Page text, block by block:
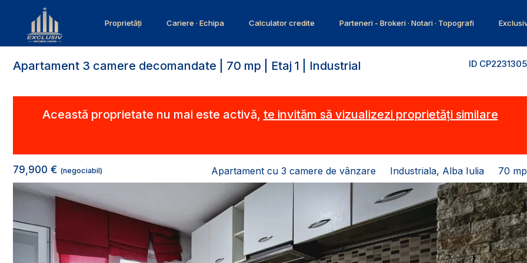
Proprietăți Cariere · Echipa Calculator credite Parteneri - Brokeri · Notari · Topografi
ID CP2231305
Apartament 3 camere decomandate | 70 mp | Etaj 1 | Industrial
Această proprietate nu mai este activă, te invităm să vizualizezi proprietăți similare
79,900 € (negociabil) Apartament cu 3 camere de vânzare Industriala, Alba Iulia 70 mp